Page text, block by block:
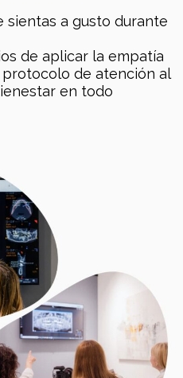
sientas a gusto durante
de aplicar la empatía
de atención al
en todo